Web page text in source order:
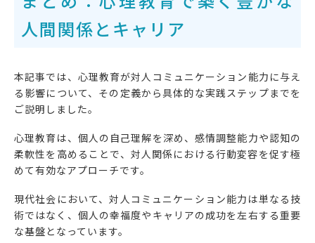
人間関係とキャリア
本記事では、心理教育が対人コミュニケーション能力に与え
る影響について、その定義から具体的な実践ステップまでを
ご説明しました。
心理教育は、個人の自己理解を深め、感情調整能力や認知の
柔軟性を高めることで、対人関係における行動変容を促す極
めて有効なアプローチです。
現代社会において、対人コミュニケーション能力は単なる技
術ではなく、個人の幸福度やキャリアの成功を左右する重要
な基盤となっています。